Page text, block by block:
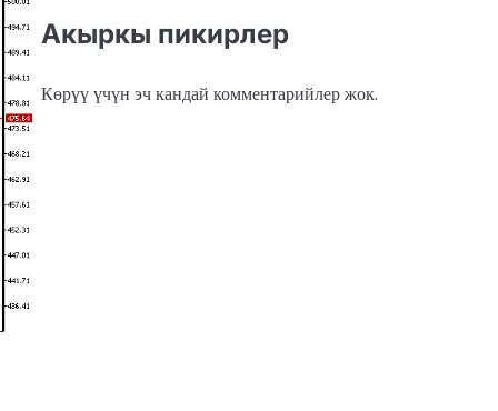
Акыркы пикирлер
Көрүү үчүн эч кандай комментарийлер жок.